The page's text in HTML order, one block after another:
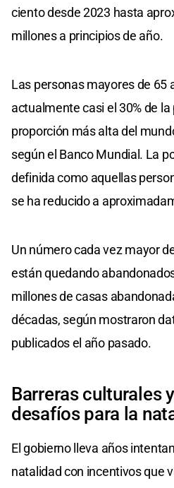
ciento desde 2023 hasta
millones a principios de año.
Las personas mayores de 65
actualmente casi el 30% de
proporción más alta del
según el Banco Mundial. La
definida como aquellas
se ha reducido a
Un número cada vez mayor
están quedando
millones de casas
décadas, según mostraron
publicados el año pasado.
Barreras culturales
desafíos para la
El gobierno lleva años
natalidad con incentivos que